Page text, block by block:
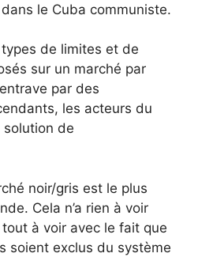
le Cuba communiste.
de limites et de
sur un marché par
par des
les acteurs du
solution de
noir/gris est le plus
Cela n’a rien à voir
à voir avec le fait que
soient exclus du système